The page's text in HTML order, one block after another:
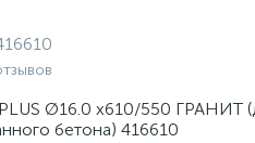
Ø16.0 х610/550 ГРАНИТ
бетона) 416610